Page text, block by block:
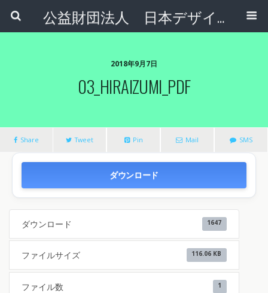
公益財団法人 日本デザインナンバー財団
2018年9月7日
03_HIRAIZUMI_PDF
Share Tweet Pin Mail SMS
ダウンロード
ダウンロード 1647
ファイルサイズ 116.06 KB
ファイル数 1